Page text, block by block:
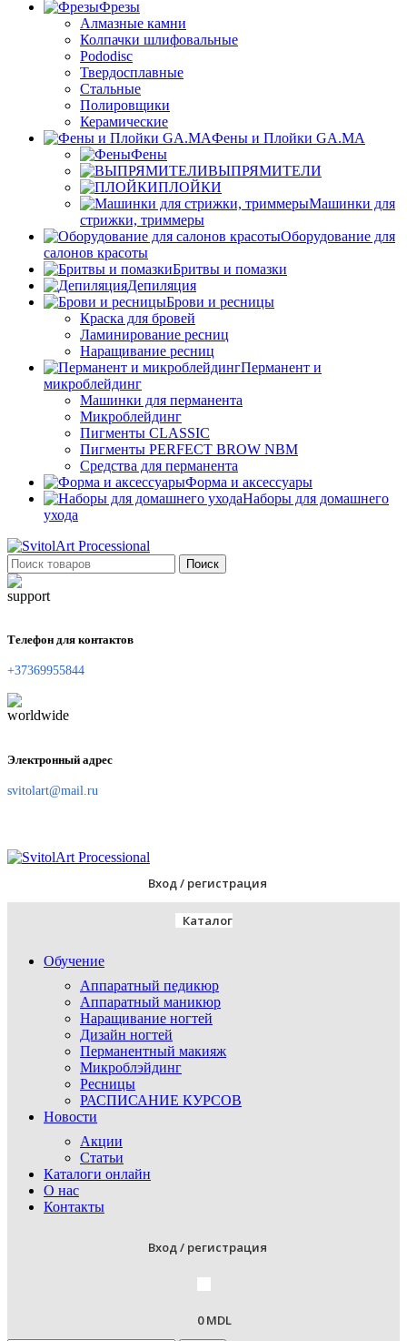
Фрезы
Алмазные камни
Колпачки шлифовальные
Pododisc
Твердосплавные
Стальные
Полировщики
Керамические
Фены и Плойки GA.MA
Фены
ВЫПРЯМИТЕЛИ
ПЛОЙКИ
Машинки для
стрижки, триммеры
Оборудование для
салонов красоты
Бритвы и помазки
Депиляция
Брови и ресницы
Краска для бровей
Ламинирование ресниц
Наращивание ресниц
Перманент и
микроблейдинг
Машинки для перманента
Микроблейдинг
Пигменты CLASSIC
Пигменты PERFECT BROW NBM
Средства для перманента
Форма и аксессуары
Наборы для домашнего
ухода
Поиск
Телефон для контактов
+37369955844
Электронный адрес
svitolart@mail.ru
Вход / регистрация
Каталог
Обучение
Аппаратный педикюр
Аппаратный маникюр
Наращивание ногтей
Дизайн ногтей
Перманентный макияж
Микроблэйдинг
Ресницы
РАСПИСАНИЕ КУРСОВ
Новости
Акции
Статьи
Каталоги онлайн
О нас
Контакты
Вход / регистрация
0MDL